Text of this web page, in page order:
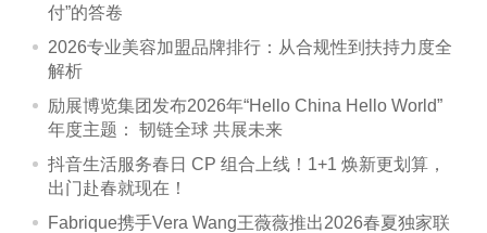
付”的答卷
2026专业美容加盟品牌排行：从合规性到扶持力度全
解析
励展博览集团发布2026年“Hello China Hello World”
年度主题： 韧链全球 共展未来
抖音生活服务春日 CP 组合上线！1+1 焕新更划算，
出门赴春就现在！
Fabrique携手Vera Wang王薇薇推出2026春夏独家联